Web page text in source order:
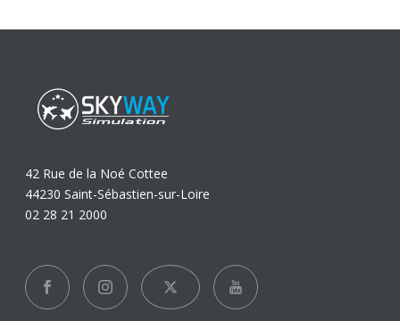
42 Rue de la Noé Cottee
44230 Saint-Sébastien-sur-Loire
02 28 21 2000